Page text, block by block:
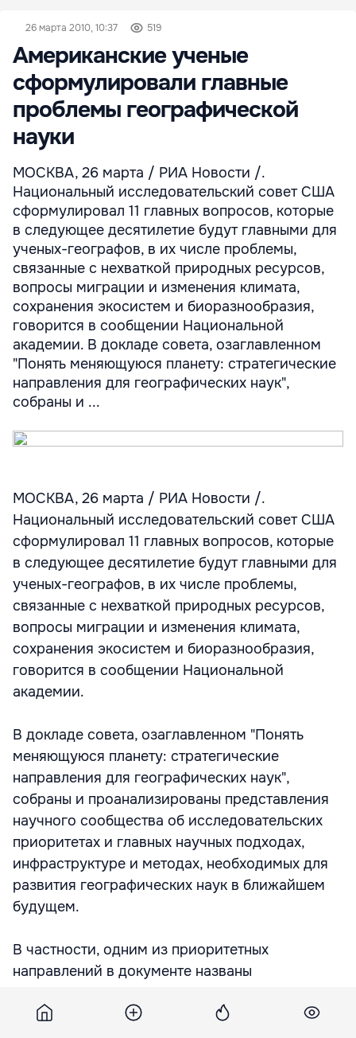
26 марта 2010, 10:37 519
Американские ученые
сформулировали главные
проблемы географической
науки
МОСКВА, 26 марта / РИА Новости /.
Национальный исследовательский совет США
сформулировал 11 главных вопросов, которые
в следующее десятилетие будут главными для
ученых-географов, в их числе проблемы,
связанные с нехваткой природных ресурсов,
вопросы миграции и изменения климата,
сохранения экосистем и биоразнообразия,
говорится в сообщении Национальной
академии. В докладе совета, озаглавленном
"Понять меняющуюся планету: стратегические
направления для географических наук",
собраны и ...
МОСКВА, 26 марта / РИА Новости /.
Национальный исследовательский совет США
сформулировал 11 главных вопросов, которые
в следующее десятилетие будут главными для
ученых-географов, в их числе проблемы,
связанные с нехваткой природных ресурсов,
вопросы миграции и изменения климата,
сохранения экосистем и биоразнообразия,
говорится в сообщении Национальной
академии.
В докладе совета, озаглавленном "Понять
меняющуюся планету: стратегические
направления для географических наук",
собраны и проанализированы представления
научного сообщества об исследовательских
приоритетах и главных научных подходах,
инфраструктуре и методах, необходимых для
развития географических наук в ближайшем
будущем.
В частности, одним из приоритетных
направлений в документе названы
ответить на вопросы: "как меняются